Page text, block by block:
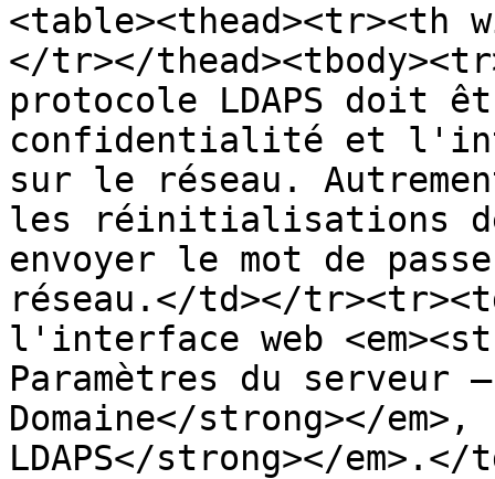
<table><thead><tr><th
</tr></
protocole LDAPS doit
confidentialité et
sur le réseau.
les réinitialisations de
envoyer le mot de
réseau.</td></
l'interface web
Paramètres du
Domaine</strong></
LDAPS</strong></